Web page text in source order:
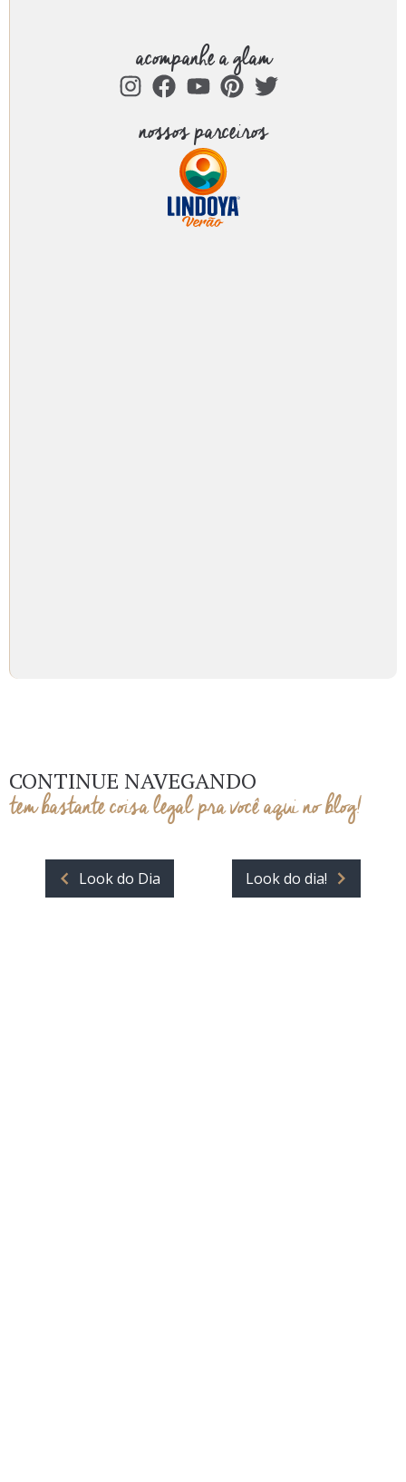
acompanhe a glam
nossos parceiros
CONTINUE NAVEGANDO
tem bastante coisa legal pra você aqui no blog!
Look do Dia Look do dia!